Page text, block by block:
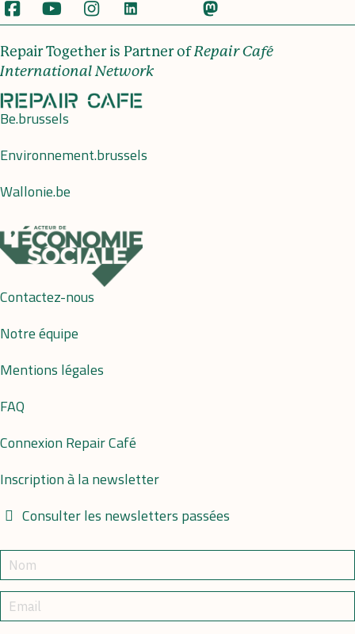
Repair Together is Partner ofRepair Café
International Network
Be.brussels
Environnement.brussels
Wallonie.be
Contactez-nous
Notre équipe
Mentions légales
FAQ
Connexion Repair Café
Inscription à la newsletter
Consulter les newsletters passées